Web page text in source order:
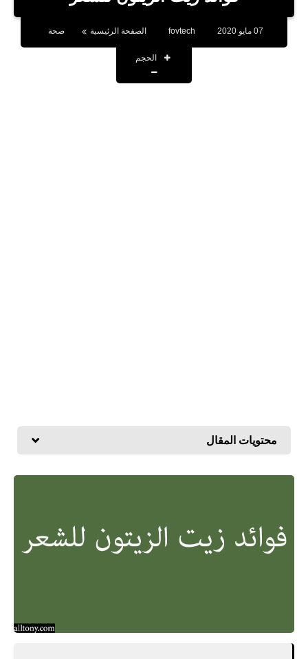
بلوجر
اخبار
العاب
fovtech الصفحة الرئيسية صحة
الحجم
محتويات المقال